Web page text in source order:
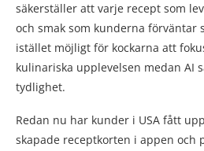
säkerställer att varje recept som
och smak som kunderna förväntar
istället möjligt för kockarna att
kulinariska upplevelsen medan AI
tydlighet.
Redan nu har kunder i USA fått
skapade receptkorten i appen och